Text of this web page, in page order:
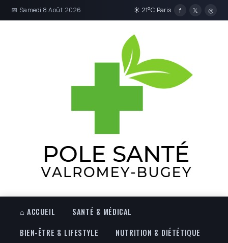
📅 Samedi 8 Août 2026 ☀ 21°C Paris f 𝕏 ◎
⌂ ACCUEIL
SANTÉ & MÉDICAL
BIEN-ÊTRE & LIFESTYLE
NUTRITION & DIÉTÉTIQUE